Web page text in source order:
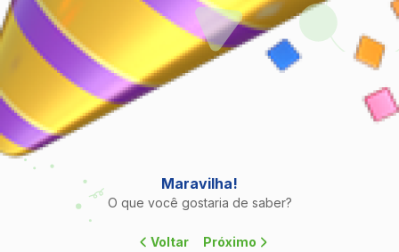
Maravilha!
O que você gostaria de saber?
Voltar Próximo